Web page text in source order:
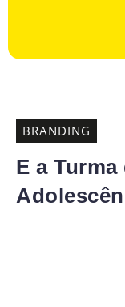
BRANDING
E a